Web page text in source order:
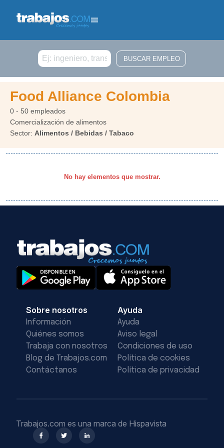
Buscar
Food Alliance Colombia
0 - 50 empleados
Comercialización de alimentos
Sector: Alimentos / Bebidas / Tabaco
No hay elementos que mostrar.
Sobre nosotros
Información
Quiénes somos
Trabaja con nosotros
Blog de Trabajos.com
Contáctanos
Ayuda
Ayuda
Aviso legal
Condiciones de uso
Política de cookies
Política de privacidad
Trabajos.com es una marca de Hispavista